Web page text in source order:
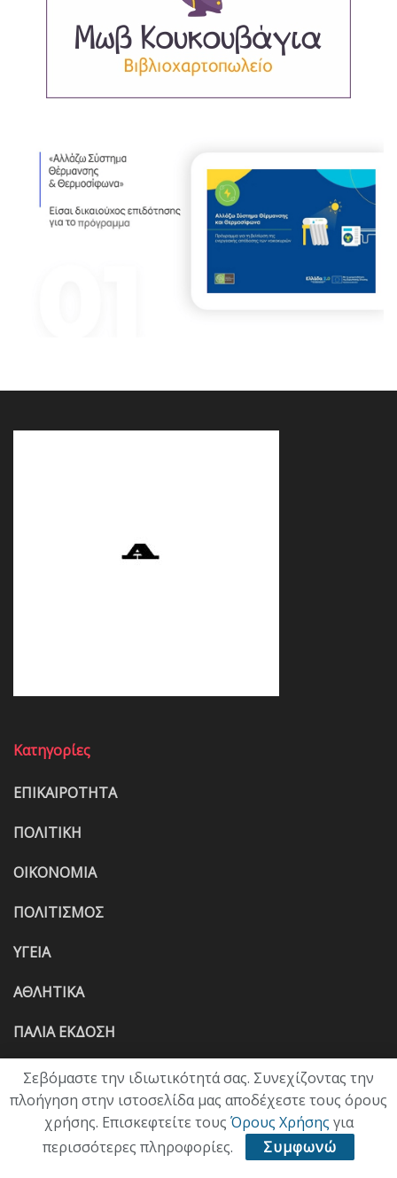
Κατηγορίες
ΕΠΙΚΑΙΡΟΤΗΤΑ
ΠΟΛΙΤΙΚΗ
ΟΙΚΟΝΟΜΙΑ
ΠΟΛΙΤΙΣΜΟΣ
ΥΓΕΙΑ
ΑΘΛΗΤΙΚΑ
ΠΑΛΙΑ ΕΚΔΟΣΗ
Σεβόμαστε την ιδιωτικότητά σας. Συνεχίζοντας την
πλοήγηση στην ιστοσελίδα μας αποδέχεστε τους όρους
χρήσης. Επισκεφτείτε τους Όρους Χρήσης για
περισσότερες πληροφορίες.
Συμφωνώ